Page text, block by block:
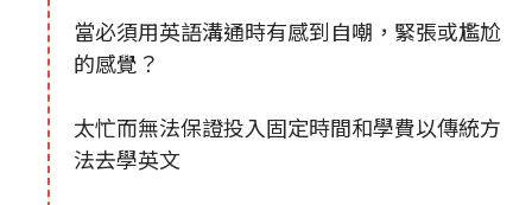
當必須用英語溝通時有感到自嘲，緊張或尷尬
的感覺？
太忙而無法保證投入固定時間和學費以傳統方
法去學英文